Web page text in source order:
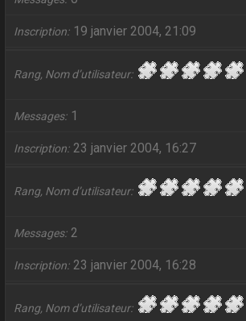
Inscription 19 janvier 2004, 21:09
Rang, Nom d’utilisateur
Messages 1
Inscription 23 janvier 2004, 16:27
Rang, Nom d’utilisateur
Messages 2
Inscription 23 janvier 2004, 16:28
Rang, Nom d’utilisateur